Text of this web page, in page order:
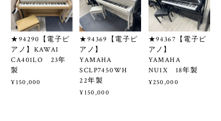
★94290【電子ピ
アノ】KAWAI
CA401LO 23年
製
¥150,000
★94369【電子ピ
アノ】
YAMAHA
SCLP7450WH
22年製
¥150,000
★94367【電子ピ
アノ】
YAMAHA
NU1X 18年製
¥250,000